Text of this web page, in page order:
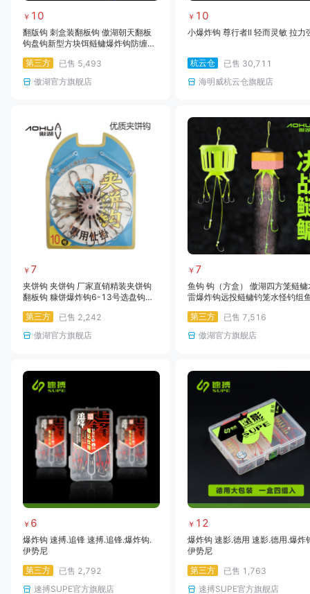
￥ 10
翻版钩 刺盒装翻板钩 傲湖朝天翻板
钩盘钩新型方块饵鲢鳙爆炸钩防缠绕
第三方
已售 5,493
傲湖官方旗舰店
￥ 10
小爆炸钩 尊行者II 轻而灵敏 拉力
杭云仓 已售 30,711
海明威杭云仓旗舰店
￥ 7
夹饼钩 夹饼钩 厂家直销精装夹饼钩
翻板钩 糠饼爆炸钩6-13号选盘钩新
第三方
已售 2,242
傲湖官方旗舰店
￥ 7
鱼钩 钩（方盒） 傲湖四方笼鲢鳙
雷爆炸钩远投鲢鳙钓笼水怪钓组
第三方
已售 7,516
傲湖官方旗舰店
￥ 6
爆炸钩 速搏.追锋 速搏.追锋.爆炸钩.
伊势尼
第三方
已售 2,792
速搏SUPE官方旗舰店
￥ 12
爆炸钩 速影.德用 速影.德用.爆炸
伊势尼
第三方
已售 1,763
速搏SUPE官方旗舰店